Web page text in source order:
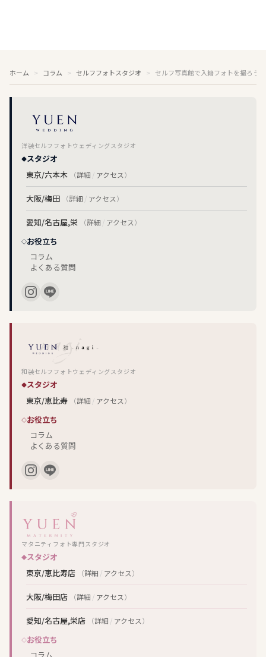
ホーム コラム セルフフォトスタジオ セルフ写真館で入籍フォトを撮ろう
洋装セルフフォトウェディングスタジオ
スタジオ
東京/六本木
（詳細 / アクセス）
大阪/梅田 （詳細 / アクセス）
愛知/名古屋,栄 （詳細 / アクセス）
お役立ち
コラム
よくある質問
和装セルフフォトウェディングスタジオ
スタジオ
東京/恵比寿
（詳細 / アクセス）
お役立ち
コラム
よくある質問
マタニティフォト専門スタジオ
スタジオ
東京/恵比寿店
（詳細 / アクセス）
大阪/梅田店 （詳細 / アクセス）
愛知/名古屋,栄店 （詳細 / アクセス）
お役立ち